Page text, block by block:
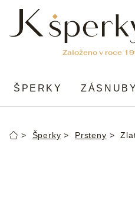
obsah
ŠPERKY
DomůŠperky Prsteny